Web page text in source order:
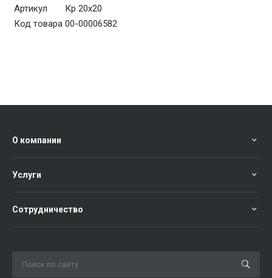
Артикул
Кр 20х20
Код товара 00-00006582
О компании
Услуги
Сотрудничество